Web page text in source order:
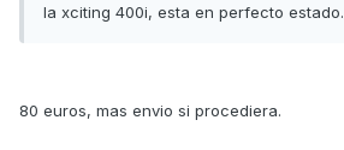
la xciting 400i, esta en perfecto estado.
80 euros, mas envio si procediera.